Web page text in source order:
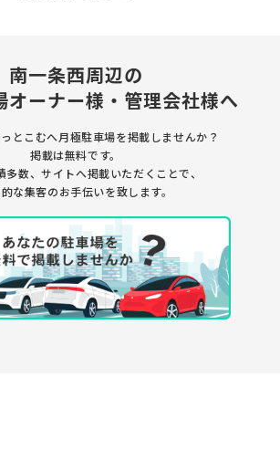
南一条西周辺の
オーナー様・管理会社様へ
とこむへ月極駐車場を掲載しませんか？
掲載は無料です。
多数、サイトへ掲載いただくことで、
な集客のお手伝いを致します。